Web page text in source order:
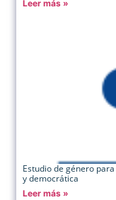
Leer más »
Estudio de género
y democrática
Leer más »